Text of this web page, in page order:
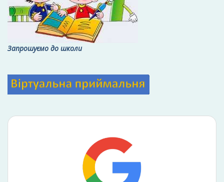
Запрошуємо до школи